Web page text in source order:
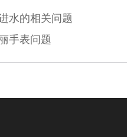
水的相关问题
手表问题